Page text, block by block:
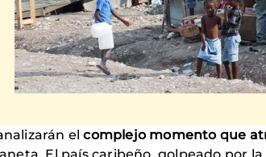
elcomplejo momento que